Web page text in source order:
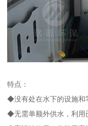
特点：
◆没有处在水下的设施和
◆无需单额外供水，利用